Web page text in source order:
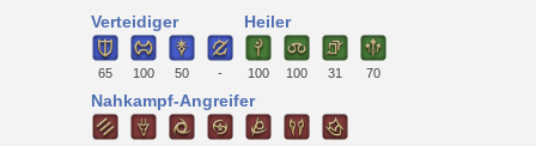
Verteidiger
65 100 50 -
Heiler
100 100 31 70
Nahkampf-Angreifer